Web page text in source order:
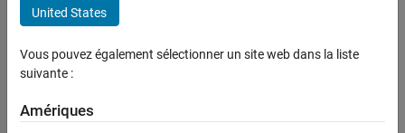
United States
Vous pouvez également sélectionner un site web dans la liste
suivante :
Amériques